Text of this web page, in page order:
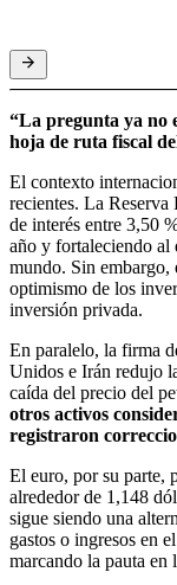
“La pregunta ya no
hoja de ruta fiscal
El contexto
recientes. La Reserva
de interés entre 3,50
año y fortaleciendo al
mundo. Sin embargo,
optimismo de los
inversión privada.
En paralelo, la firma
Unidos e Irán redujo
caída del precio del
otros activos
registraron
El euro, por su parte,
alrededor de 1,148
sigue siendo una
gastos o ingresos en
marcando la pauta en